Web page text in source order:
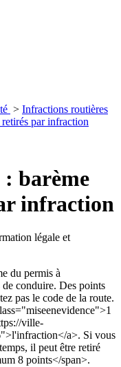
> Infractions routières
par infraction
barème
infraction
légale et
du permis à
conduire. Des points
pas le code de la route.
ville-
a>. Si vous
il peut être retiré
8 points</span>.